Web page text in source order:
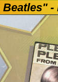
Beatles" -